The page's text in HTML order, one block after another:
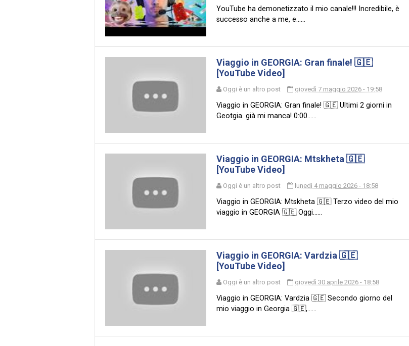
YouTube ha demonetizzato il mio canale!!! Incredibile, è
successo anche a me, e......
Viaggio in GEORGIA: Gran finale! 🇬🇪
[YouTube Video]
Oggi è un altro post giovedì 7 maggio 2026 - 19:58
Viaggio in GEORGIA: Gran finale! 🇬🇪 Ultimi 2 giorni in
Geotgia. già mi manca! 0:00......
Viaggio in GEORGIA: Mtskheta 🇬🇪
[YouTube Video]
Oggi è un altro post lunedì 4 maggio 2026 - 18:58
Viaggio in GEORGIA: Mtskheta 🇬🇪 Terzo video del mio
viaggio in GEORGIA 🇬🇪 Oggi......
Viaggio in GEORGIA: Vardzia 🇬🇪
[YouTube Video]
Oggi è un altro post giovedì 30 aprile 2026 - 18:58
Viaggio in GEORGIA: Vardzia 🇬🇪 Secondo giorno del
mio viaggio in Georgia 🇬🇪,......